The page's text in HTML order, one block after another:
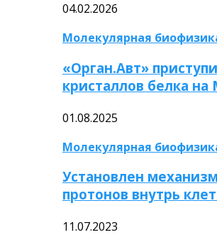
04.02.2026
Молекулярная
«Орган.Авт»
кристаллов белка на
01.08.2025
Молекулярная
Установлен
протонов внутрь
11.07.2023